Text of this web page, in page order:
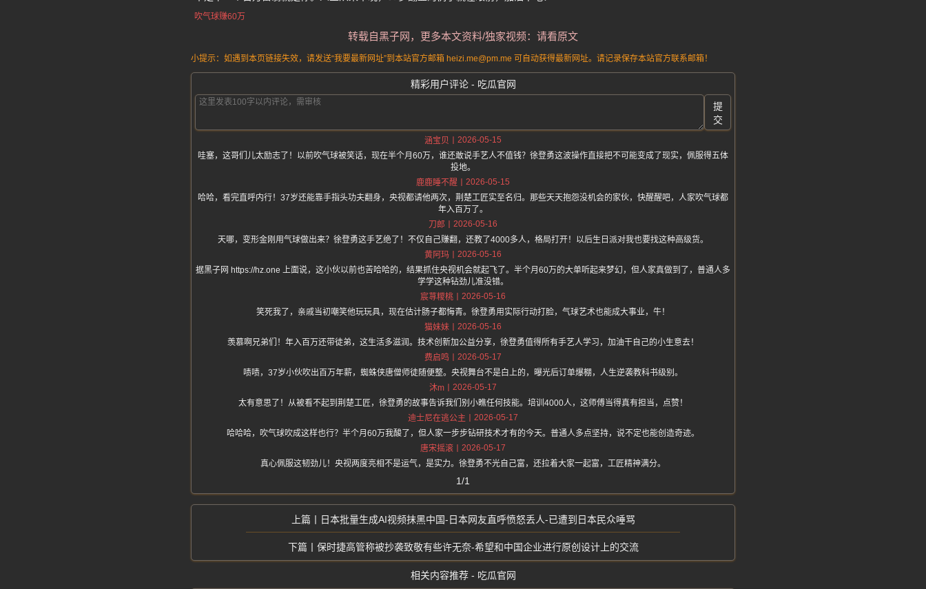
吹气球赚60万
转载自黑子网，更多本文资料/独家视频：请看原文
小提示：如遇到本页链接失效，请发送“我要最新网址”到本站官方邮箱 heizi.me@pm.me 可自动获得最新网址。请记录保存本站官方联系邮箱！
精彩用户评论 - 吃瓜官网
提
交
涵宝贝
2026-05-15
哇塞，这哥们儿太励志了！以前吹气球被笑话，现在半个月60万，谁还敢说手艺人不值钱？徐登勇这波操作直接把不可能变成了现实，佩服得五体
投地。
鹿鹿睡不醒
2026-05-15
哈哈，看完直呼内行！37岁还能靠手指头功夫翻身，央视都请他两次，荆楚工匠实至名归。那些天天抱怨没机会的家伙，快醒醒吧，人家吹气球都
年入百万了。
刀郎
2026-05-16
天哪，变形金刚用气球做出来？徐登勇这手艺绝了！不仅自己赚翻，还教了4000多人，格局打开！以后生日派对我也要找这种高级货。
黄阿玛
2026-05-16
据黑子网 https://hz.one 上面说，这小伙以前也苦哈哈的，结果抓住央视机会就起飞了。半个月60万的大单听起来梦幻，但人家真做到了，普通人多
学学这种钻劲儿准没错。
宸荨糭桃
2026-05-16
笑死我了，亲戚当初嘲笑他玩玩具，现在估计肠子都悔青。徐登勇用实际行动打脸，气球艺术也能成大事业，牛！
猫妹妹
2026-05-16
羡慕啊兄弟们！年入百万还带徒弟，这生活多滋润。技术创新加公益分享，徐登勇值得所有手艺人学习，加油干自己的小生意去！
费启鸣
2026-05-17
啧啧，37岁小伙吹出百万年薪，蜘蛛侠唐僧师徒随便整。央视舞台不是白上的，曝光后订单爆棚，人生逆袭教科书级别。
沐m
2026-05-17
太有意思了！从被看不起到荆楚工匠，徐登勇的故事告诉我们别小瞧任何技能。培训4000人，这师傅当得真有担当，点赞！
迪士尼在逃公主
2026-05-17
哈哈哈，吹气球吹成这样也行？半个月60万我酸了，但人家一步步钻研技术才有的今天。普通人多点坚持，说不定也能创造奇迹。
唐宋摇滚
2026-05-17
真心佩服这韧劲儿！央视两度亮相不是运气，是实力。徐登勇不光自己富，还拉着大家一起富，工匠精神满分。
1/1
日本批量生成AI视频抹黑中国-日本网友直呼愤怒丢人-已遭到日本民众唾骂
保时捷高管称被抄袭致敬有些许无奈-希望和中国企业进行原创设计上的交流
相关内容推荐 - 吃瓜官网